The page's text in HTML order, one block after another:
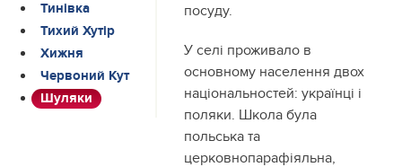
Тинівка
Тихий Хутір
Хижня
Червоний Кут
Шуляки
посуду.
У селі проживало в
основному населення двох
національностей: українці і
поляки. Школа була
польська та
церковнопарафіяльна,